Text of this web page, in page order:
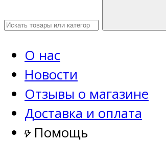
О нас
Новости
Отзывы о магазине
Доставка и оплата
Помощь